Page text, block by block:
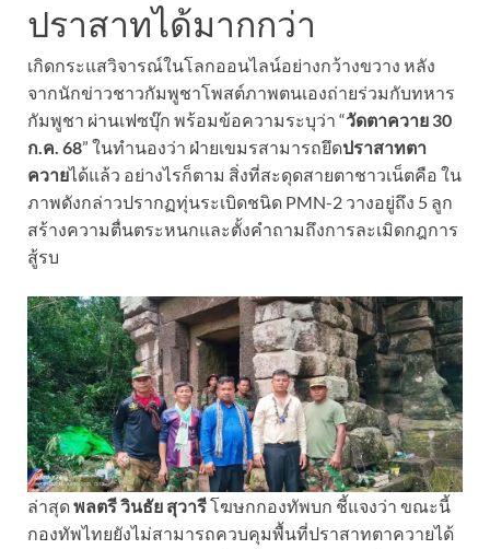
ปราสาทได้มากกว่า
เกิดกระแสวิจารณ์ในโลกออนไลน์อย่างกว้างขวาง หลัง
จากนักข่าวชาวกัมพูชาโพสต์ภาพตนเองถ่ายร่วมกับทหาร
กัมพูชา ผ่านเฟซบุ๊ก พร้อมข้อความระบุว่า “วัดตาควาย 30
ก.ค. 68” ในทำนองว่า ฝ่ายเขมรสามารถยึดปราสาทตา
ควายได้แล้ว อย่างไรก็ตาม สิ่งที่สะดุดสายตาชาวเน็ตคือ ใน
ภาพดังกล่าวปรากฏทุ่นระเบิดชนิด PMN-2 วางอยู่ถึง 5 ลูก
สร้างความตื่นตระหนกและตั้งคำถามถึงการละเมิดกฎการ
สู้รบ
ล่าสุดพลตรี วินธัย สุวารีโฆษกกองทัพบก ชี้แจงว่า ขณะนี้
กองทัพไทยยังไม่สามารถควบคุมพื้นที่ปราสาทตาควายได้